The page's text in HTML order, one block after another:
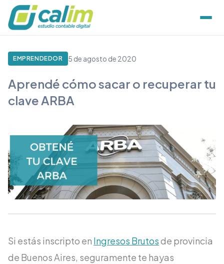
EMPRENDEDOR 5 de agosto de 2020
Aprendé cómo sacar o recuperar tu
clave ARBA
Si estás inscripto en Ingresos Brutosde provincia
de Buenos Aires, seguramente te hayas